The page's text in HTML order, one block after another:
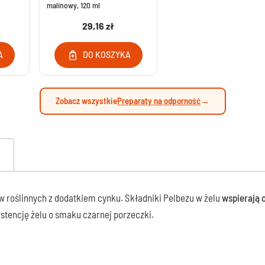
gruczołu krokowego
na nietrzymanie moczu
pęcherza bez recepty
- Leki bez recepty
nerkowe bez recepty
drogi moczowe
Leki na rzucenie palenia
malinowy, 120 ml
29,16 zł
DO KOSZYKA
Zobacz wszystkiePreparaty na odporność→
z dodatkiem cynku. Składniki Pelbezu w żelu wspierają
żelu o smaku czarnej porzeczki.